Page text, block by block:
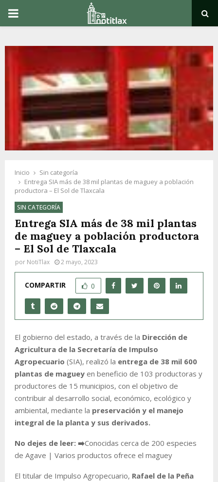
PRIMARY
Inicio
Sin categoría
Entrega SIA más de 38 mil plantas de maguey a población
productora – El Sol de Tlaxcala
SIN CATEGORÍA
Entrega SIA más de 38 mil plantas
de maguey a población productora
– El Sol de Tlaxcala
por NotiTlax 2 mayo, 2023
COMPARTIR 0
El gobierno del estado, a través de la Dirección de
Agricultura de la Secretaría de Impulso
Agropecuario (SIA), realizó la entrega de 38 mil 600
plantas de maguey en beneficio de 103 productoras y
productores de 15 municipios, con el objetivo de
contribuir al desarrollo social, económico, ecológico y
ambiental, mediante la preservación y el manejo
integral de la planta y sus derivados.
No dejes de leer: ➡️Conocidas cerca de 200 especies
de Agave | Varios productos ofrece el maguey
El titular de Impulso Agropecuario, Rafael de la Peña